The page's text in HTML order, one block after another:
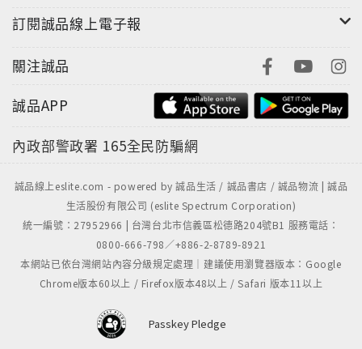
訂閱誠品線上電子報
關注誠品
誠品APP
內政部警政署 165全民防騙網
誠品線上eslite.com - powered by 誠品生活 / 誠品書店 / 誠品物流 | 誠品
生活股份有限公司 (eslite Spectrum Corporation)
統一編號：27952966 | 台灣台北市信義區松德路204號B1 服務電話：
0800-666-798／+886-2-8789-8921
本網站已依台灣網站內容分級規定處理｜建議使用瀏覽器版本：Google
Chrome版本60以上 / Firefox版本48以上 / Safari 版本11以上
Passkey Pledge